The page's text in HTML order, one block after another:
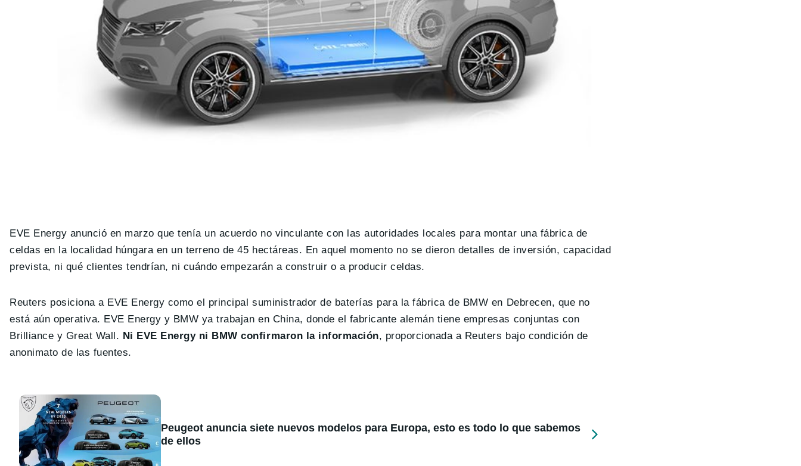
EVE Energy anunció en marzo que tenía un acuerdo no vinculante con las autoridades locales para montar una fábrica de
celdas en la localidad húngara en un terreno de 45 hectáreas. En aquel momento no se dieron detalles de inversión, capacidad
prevista, ni qué clientes tendrían, ni cuándo empezarán a construir o a producir celdas.
Reuters posiciona a EVE Energy como el principal suministrador de baterías para la fábrica de BMW en Debrecen, que no
está aún operativa. EVE Energy y BMW ya trabajan en China, donde el fabricante alemán tiene empresas conjuntas con
Brilliance y Great Wall. Ni EVE Energy ni BMW confirmaron la información, proporcionada a Reuters bajo condición de
anonimato de las fuentes.
Peugeot anuncia siete nuevos modelos para Europa, esto es todo lo que sabemos
de ellos